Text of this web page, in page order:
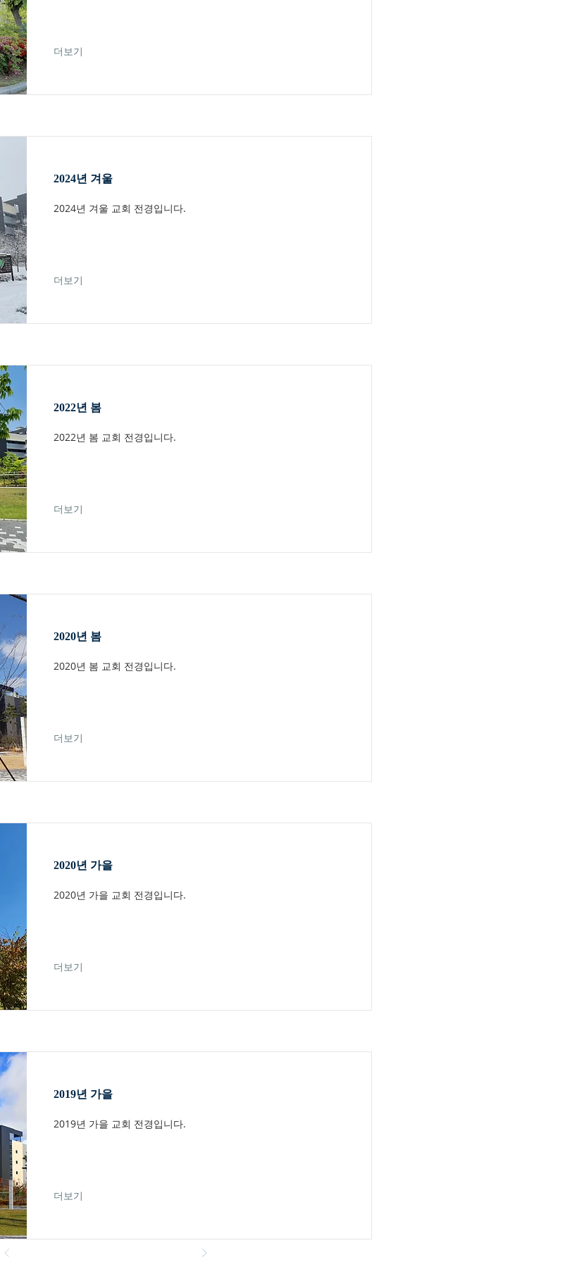
더보기
2024년 겨울
2024년 겨울 교회 전경입니다.
더보기
2022년 봄
2022년 봄 교회 전경입니다.
더보기
2020년 봄
2020년 봄 교회 전경입니다.
더보기
2020년 가을
2020년 가을 교회 전경입니다.
더보기
2019년 가을
2019년 가을 교회 전경입니다.
더보기